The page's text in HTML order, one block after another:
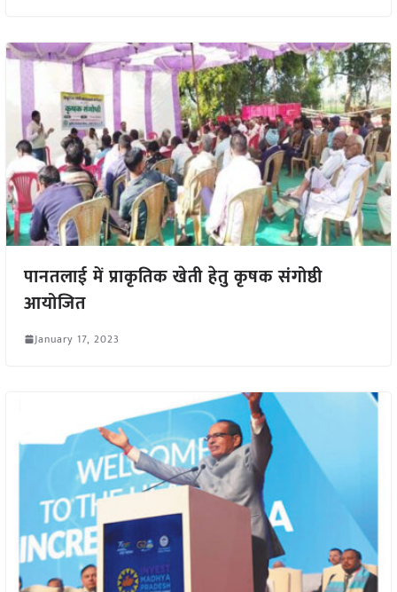
पानतलाई में प्राकृतिक खेती हेतु कृषक संगोष्ठी
आयोजित
January 17, 2023